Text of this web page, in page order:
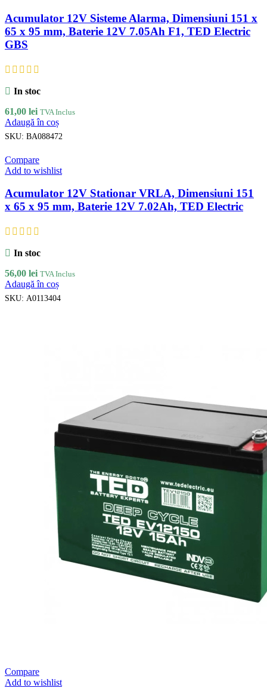
Acumulator 12V Sisteme Alarma, Dimensiuni 151 x
65 x 95 mm, Baterie 12V 7.05Ah F1, TED Electric
GBS
In stoc
61,00 lei TVA Inclus
Adaugă în coș
SKU: BA088472
Compare
Add to wishlist
Acumulator 12V Stationar VRLA, Dimensiuni 151
x 65 x 95 mm, Baterie 12V 7.02Ah, TED Electric
In stoc
56,00 lei TVA Inclus
Adaugă în coș
SKU: A0113404
Compare
Add to wishlist